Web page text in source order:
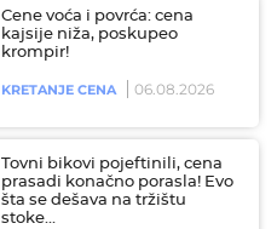
Cene voća i povrća: cena
kajsije niža, poskupeo
krompir!
KRETANJE CENA 06.08.2026
Tovni bikovi pojeftinili, cena
prasadi konačno porasla! Evo
šta se dešava na tržištu
stoke…